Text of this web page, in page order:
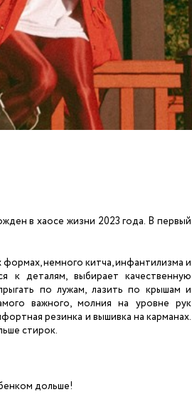
AZUR
MERCI LINGERIE
VELVET HEART
TREASURE STORE
V
VELVET HEART |
БАРХАТНОЕ СЕРДЦЕ
VID COMMUNITY
W
WHAT ABOUT US |
ЧТО НАСЧЁТ НАС
в хаосе жизни 2023 года. В первый
немного китча, инфантилизма и
к деталям, выбирает качественную
по лужам, лазить по крышам и
важного, молния на уровне рук
резинка и вышивка на карманах.
стирок.
дольше!